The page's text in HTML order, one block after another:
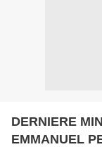
DERNIERE
EMMANUEL